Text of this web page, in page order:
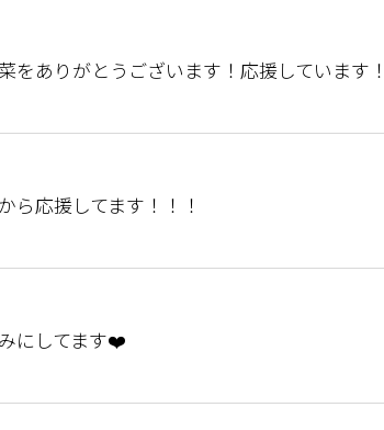
をありがとうございます！応援しています！
ら応援してます！！！
にしてます❤️